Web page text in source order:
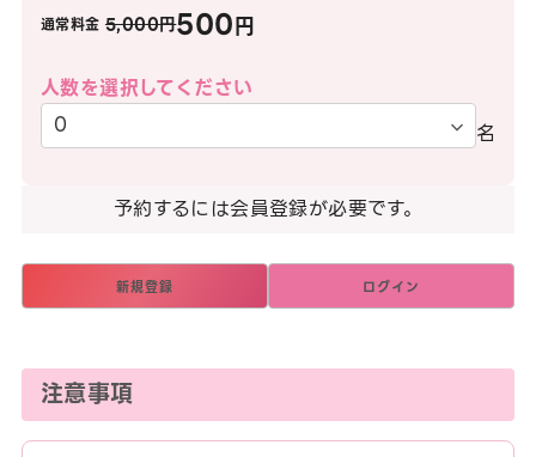
通常料金 5,000円500円
人数を選択してください
名
予約するには会員登録が必要です。
新規登録 ログイン
注意事項